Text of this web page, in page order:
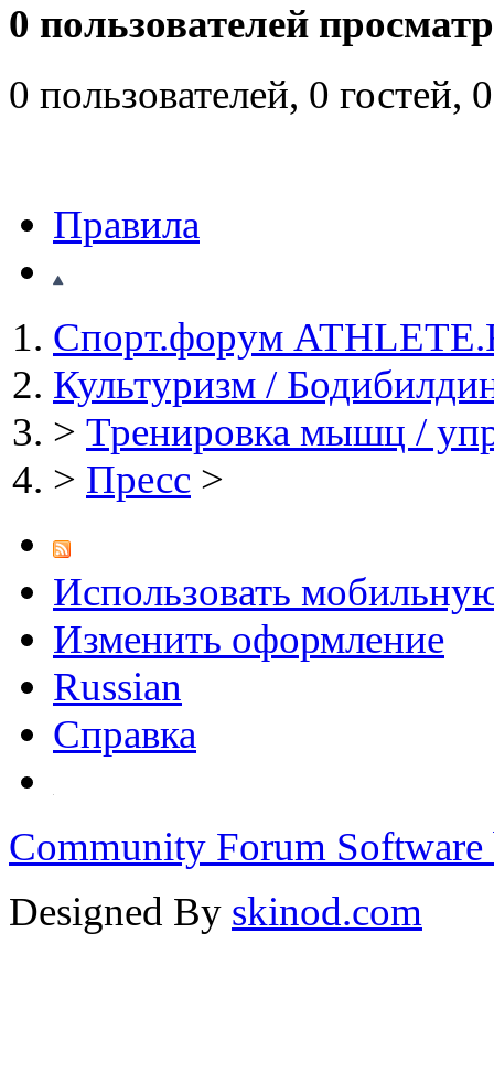
0 пользователей
0 пользователей, 0 гостей,
Правила
Спорт.форум
Культуризм /
> Тренировка мышц /
> Пресс >
Использовать
Изменить оформление
Russian
Справка
Community Forum Software
Designed By skinod.com